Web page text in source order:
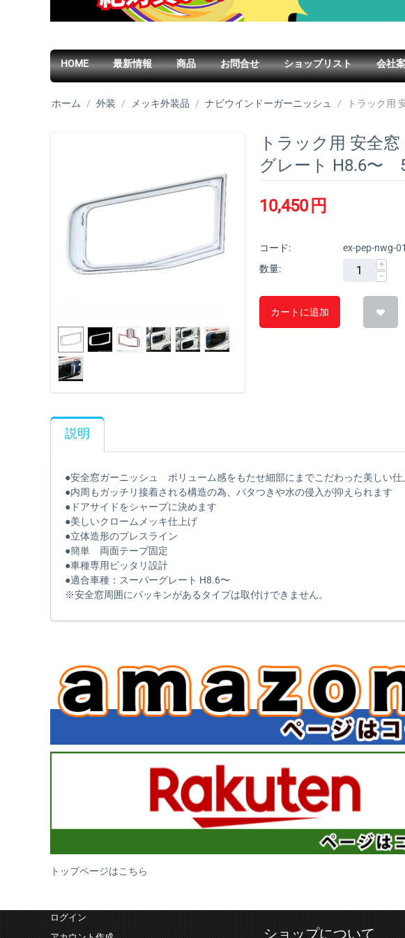
HOME 最新情報 商品 お問合せ ショップリスト 会社
ホーム / 外装 / メッキ外装品 / ナビウインドーガーニッシュ / トラック用
トラック用 安全
グレート H8.6〜
10,450 円
コード:
ex-pep-nwg-
数量:
+
−
カートに追加
説明
●安全窓ガーニッシュ ボリューム感をもたせ細部にまでこだわった美しい仕
●内周もガッチリ接着される構造の為、バタつきや水の侵入が抑えられます
●ドアサイドをシャープに決めます
●美しいクロームメッキ仕上げ
●立体造形のプレスライン
●簡単 両面テープ固定
●車種専用ピッタリ設計
●適合車種：スーパーグレート H8.6〜
※安全窓周囲にパッキンがあるタイプは取付けできません。
トップページはこちら
ログイン
ショップについて